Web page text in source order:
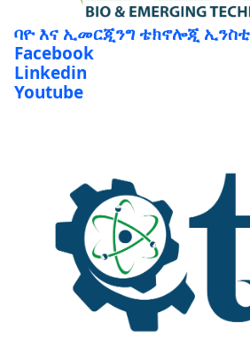
ባዮ እና ኢመርጂንግ ቴክኖሎጂ
Facebook
Linkedin
Youtube